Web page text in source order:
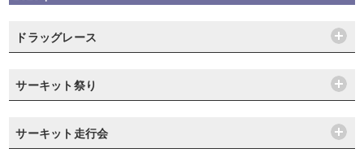
ドラッグレース
サーキット祭り
サーキット走行会